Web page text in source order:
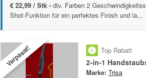
€ 22,99 / Stk - div. Farben 2
Shot-Funktion für ein perfektes Finish und la...
Verpasst! Top Rabatt
2-in-1
Marke: Trisa